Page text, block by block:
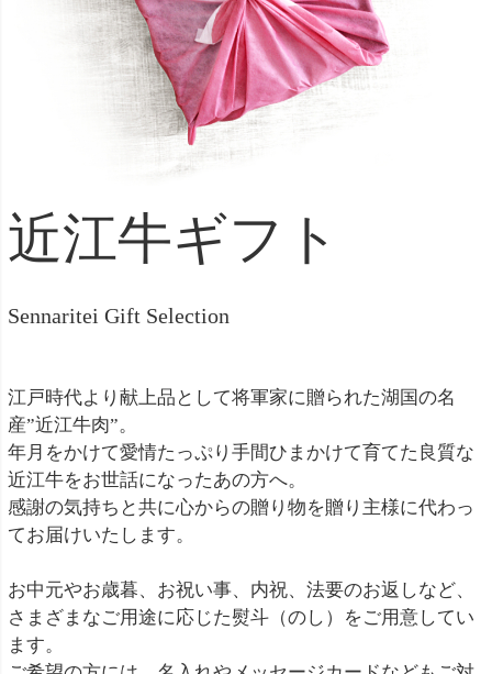
近江牛ギフト
Sennaritei Gift Selection
江戸時代より献上品として将軍家に贈られた湖国の名
産”近江牛肉”。
年月をかけて愛情たっぷり手間ひまかけて育てた良質な
近江牛をお世話になったあの方へ。
感謝の気持ちと共に心からの贈り物を贈り主様に代わっ
てお届けいたします。
お中元やお歳暮、お祝い事、内祝、法要のお返しなど、
さまざまなご用途に応じた熨斗（のし）をご用意してい
ます。